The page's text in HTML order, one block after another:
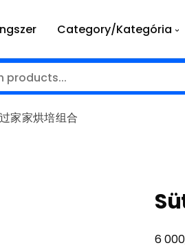
Category/Kategória
家家烘培组合
6